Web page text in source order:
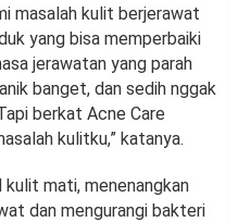
masalah kulit berjerawat
yang bisa memperbaiki
jerawatan yang parah
banget, dan sedih nggak
berkat Acne Care
kulitku,” katanya.
mati, menenangkan
dan mengurangi bakteri